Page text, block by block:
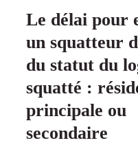
Le délai pour
un squatteur
du statut du
squatté :
principale ou
secondaire